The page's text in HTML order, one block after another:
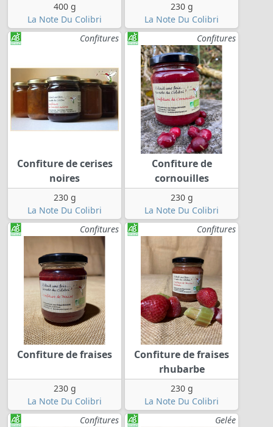
400 g
La Note Du Colibri
230 g
La Note Du Colibri
Confitures
Confiture de cerises
noires
230 g
La Note Du Colibri
Confitures
Confiture de
cornouilles
230 g
La Note Du Colibri
Confitures
Confiture de fraises
230 g
La Note Du Colibri
Confitures
Confiture de fraises
rhubarbe
230 g
La Note Du Colibri
Confitures
Gelée